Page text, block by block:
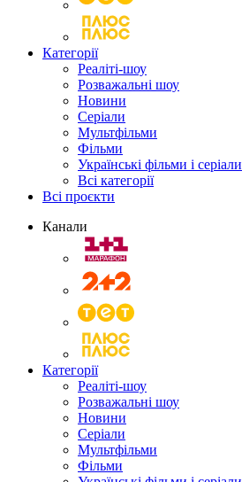
Категорії
Реаліті-шоу
Розважальні шоу
Новини
Серіали
Мультфільми
Фільми
Українські фільми і серіали
Всі категорії
Всі проєкти
Канали
Категорії
Реаліті-шоу
Розважальні шоу
Новини
Серіали
Мультфільми
Фільми